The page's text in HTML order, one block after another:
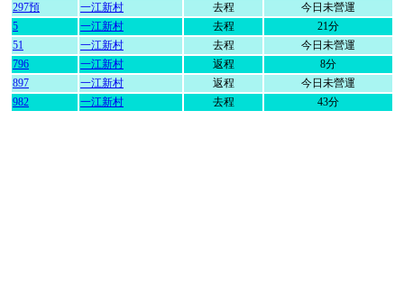
297預
一江新村 去程
今日未營運
5
一江新村 去程
21分
51
一江新村 去程
今日未營運
796
一江新村 返程
8分
897
一江新村 返程
今日未營運
982
一江新村 去程 43分